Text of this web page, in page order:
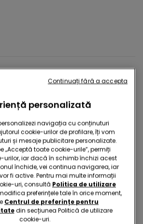
în contact: abonează-te!
personalizată
navigația cu conținuturi
cookie-urilor de profilare, îți vom
și mesaje publicitare personalizate.
„Acceptă toate cookie-urile”, permiți
urilor, iar dacă în schimb închizi acest
închide, vei continua navigarea, iar
fi active. Pentru mai multe informații
uri, consultă Politica de utilizare
preferințele tale în orice moment,
Centrul de preferințe pentru
din secțiunea Politică de utilizare
cookie-uri.
Continuați fără a accepta